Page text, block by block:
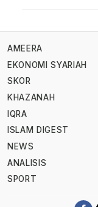
AMEERA
EKONOMI SYARIAH
SKOR
KHAZANAH
IQRA
ISLAM DIGEST
NEWS
ANALISIS
SPORT